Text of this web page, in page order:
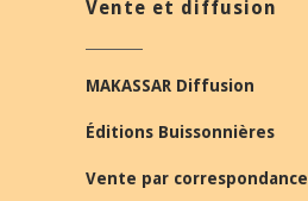
Vente et diffusion
MAKASSAR Diffusion
Éditions Buissonnières
Vente par correspondance